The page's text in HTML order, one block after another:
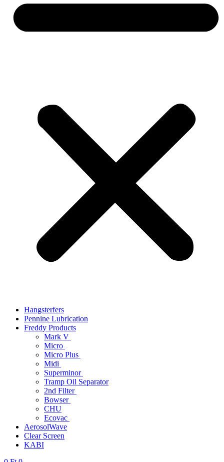
Hangsterfers
Pennine Lubrication
Freddy Products
Mark V
Micro
Micro Plus
Midi
Superminor
Tramp Oil Separator
2nd Filter
Bowser
CHU
Ecovac
AerosolWave
Clear Screen
KABI